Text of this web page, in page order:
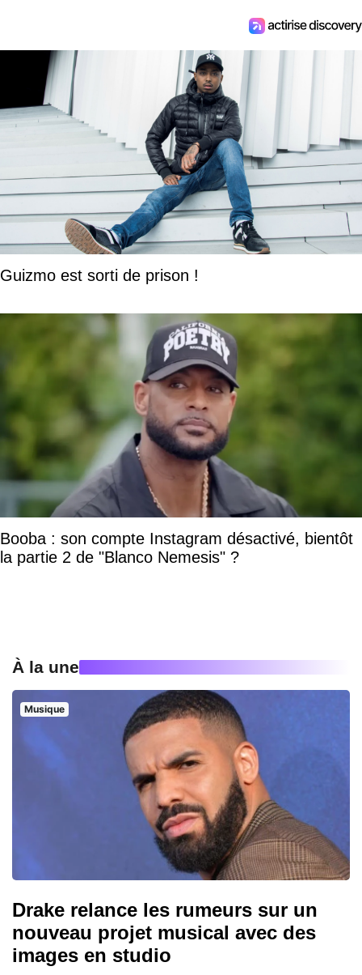
Guizmo est sorti de prison !
Booba : son compte Instagram désactivé, bientôt
la partie 2 de "Blanco Nemesis" ?
À la une
Musique
Drake relance les rumeurs sur un
nouveau projet musical avec des
images en studio